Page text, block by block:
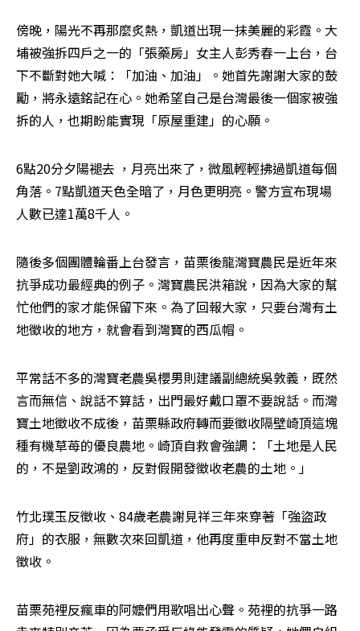
傍晚，陽光不再那麼炙熱，凱道出現一抹美麗的彩霞。大
埔被強拆四戶之一的「張藥房」女主人彭秀春一上台，台
下不斷對她大喊：「加油、加油」。她首先謝謝大家的鼓
勵，將永遠銘記在心。她希望自己是台灣最後一個家被強
拆的人，也期盼能實現「原屋重建」的心願。
6點20分夕陽褪去 ，月亮出來了，微風輕輕拂過凱道每個
角落。7點凱道天色全暗了，月色更明亮。警方宣布現場
人數已達1萬8千人。
隨後多個團體輪番上台發言，苗栗後龍灣寶農民是近年來
抗爭成功最經典的例子。灣寶農民洪箱說，因為大家的幫
忙他們的家才能保留下來。為了回報大家，只要台灣有土
地徵收的地方，就會看到灣寶的西瓜帽。
平常話不多的灣寶老農吳櫻男則建議副總統吳敦義，既然
言而無信、說話不算話，出門最好戴口罩不要說話。而灣
寶土地徵收不成後，苗栗縣政府轉而要徵收隔壁崎頂這塊
種有機草苺的優良農地。崎頂自救會強調：「土地是人民
的，不是劉政鴻的，反對假開發徵收老農的土地。」
竹北璞玉反徵收、84歲老農謝見祥三年來穿著「強盜政
府」的衣服，無數次來回凱道，他再度重申反對不當土地
徵收。
苗栗苑裡反瘋車的阿嬤們用歌唱出心聲。苑裡的抗爭一路